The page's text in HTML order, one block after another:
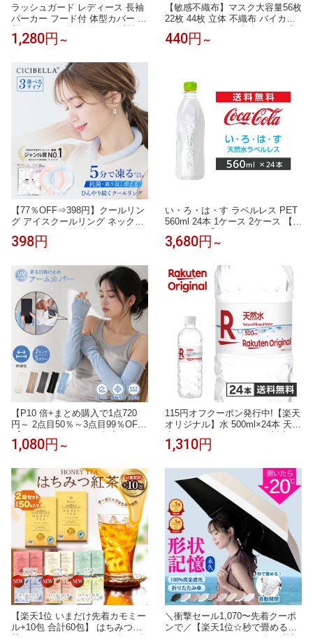
ラッシュガード レディース 長袖
パーカー フード付 体型カバー 水
着 セット で 体型カバー 送料無
料 UVカット 大きいサイズ ママ
線対策 虫よけ 海水浴 キャンプ
アウトドア スポーツ ビーチウエ
ア 水遊び サウナ S M L LL 3L 4L
1,280円 ～
【敏感不織布】マスク大容量56枚
22枚 44枚 立体 不織布 バイカラ
ー 3D おしゃれ 不織布マスク 立
体マスク 3Dマスク 不織布カラー
柔らかい
440円 ～
【77％OFF⇒398円】クールリン
グ アイスクールリング ネックク
ーラー キッズ用 大人用 アイスネ
ックリング 冷感リング ひんやり
ック スマートアイス リングクー
ル 首冷却 暑さ対策 ひんやり ス
ポーツ cicibella
398円
い・ろ・は・す ラベルレス PET
560ml 24本 1ケース 2ケース 【コ
カ・コーラ】
3,680円 ～
【P10 倍+まとめ購入で1点720
円～ 2点目50％～3点目99％OF
ース UVカット uv対策 uvケア 日
ング52 60cm 腕カバー 通気性 涼
しい アームスリーブ 袖カバー 運
転 アウトドア ショート おしゃれ
1,080円 ～
115円オフクーポン発行中!【楽天
オリジナル】水 500ml×24本 天然
とめ買い 安い 業務用 家庭用 大
対策 500ml 24本
1,310円
【楽天1位 いまだけ先着カモミー
ル+10包 合計60包】 はちみつ紅
＼衝撃セール1,070〜先着クーポ
ンで／【楽天1位☆秒で畳める】